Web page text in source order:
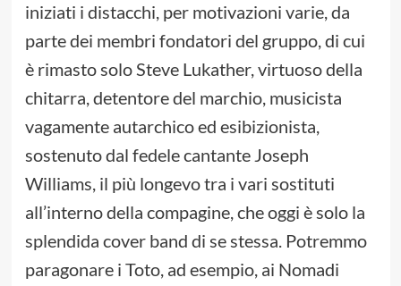
iniziati i distacchi, per motivazioni varie, da
parte dei membri fondatori del gruppo, di cui
è rimasto solo Steve Lukather, virtuoso della
chitarra, detentore del marchio, musicista
vagamente autarchico ed esibizionista,
sostenuto dal fedele cantante Joseph
Williams, il più longevo tra i vari sostituti
all’interno della compagine, che oggi è solo la
splendida cover band di se stessa. Potremmo
paragonare i Toto, ad esempio, ai Nomadi